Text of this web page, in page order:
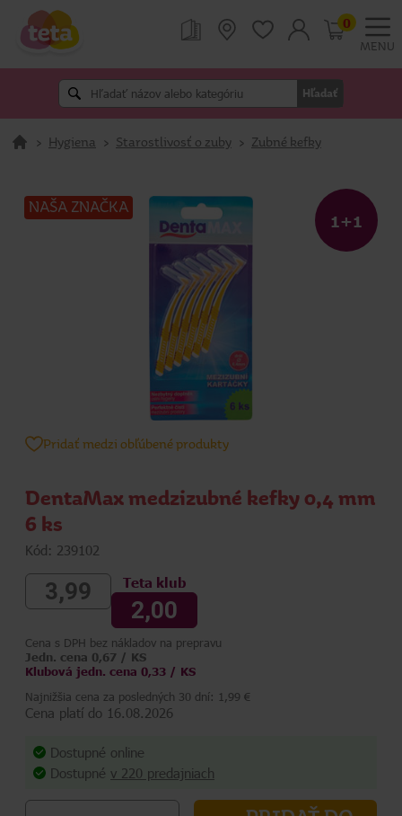
MENU
Hľadať
0
> Hygiena > Starostlivosť o zuby > Zubné kefky
NAŠA ZNAČKA
1+1
Pridať medzi obľúbené produkty
DentaMax medzizubné kefky 0,4 mm
6 ks
Kód: 239102
3,99 Teta klub
2,00
Cena s DPH bez nákladov na prepravu
Jedn. cena 0,67 / KS
Klubová jedn. cena 0,33 / KS
Najnižšia cena za posledných 30 dní: 1,99 €
Cena platí do 16.08.2026
Dostupné online
Dostupné v 220 predajniach